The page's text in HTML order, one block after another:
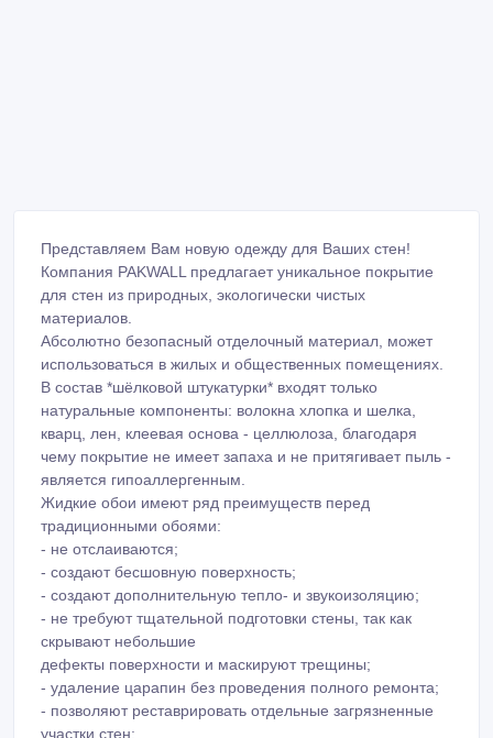
Представляем Вам новую одежду для Ваших стен!
Компания PAKWALL предлагает уникальное покрытие
для стен из природных, экологически чистых
материалов.
Абсолютно безопасный отделочный материал, может
использоваться в жилых и общественных помещениях.
В состав *шёлковой штукатурки* входят только
натуральные компоненты: волокна хлопка и шелка,
кварц, лен, клеевая основа - целлюлоза, благодаря
чему покрытие не имеет запаха и не притягивает пыль -
является гипоаллергенным.
Жидкие обои имеют ряд преимуществ перед
традиционными обоями:
- не отслаиваются;
- создают бесшовную поверхность;
- создают дополнительную тепло- и звукоизоляцию;
- не требуют тщательной подготовки стены, так как
скрывают небольшие
дефекты поверхности и маскируют трещины;
- удаление царапин без проведения полного ремонта;